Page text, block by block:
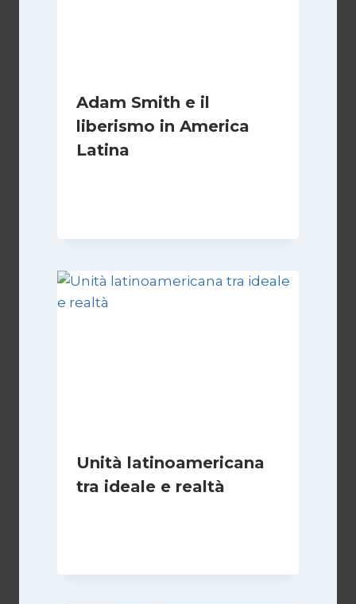
Adam Smith e il
liberismo in America
Latina
Unità latinoamericana
tra ideale e realtà